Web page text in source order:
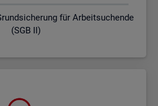
für Arbeitsuchende
(SGB II)